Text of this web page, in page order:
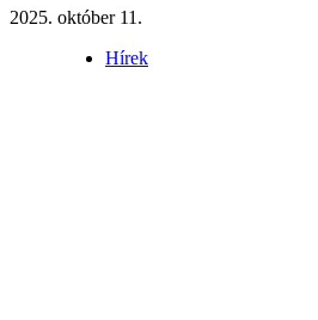
2025. október 11.
Hírek